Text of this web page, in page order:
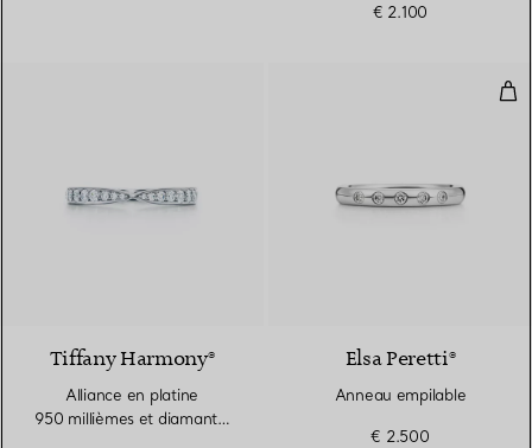
€ 2.100
Tiffany Harmony®
Alliance en platine
950 millièmes et diamants.
Elsa Peretti®
Anneau empilable
€ 2.500